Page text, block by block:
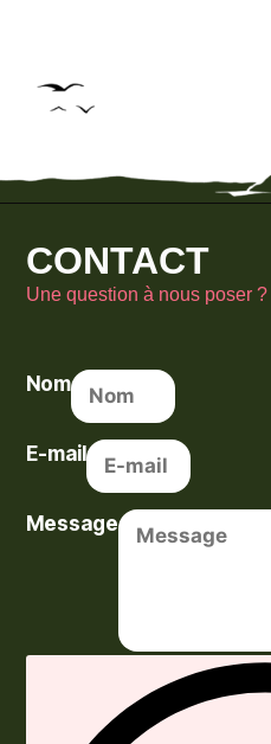
CONTACT
Une question à nous poser ?
Nom
E-mail
Message